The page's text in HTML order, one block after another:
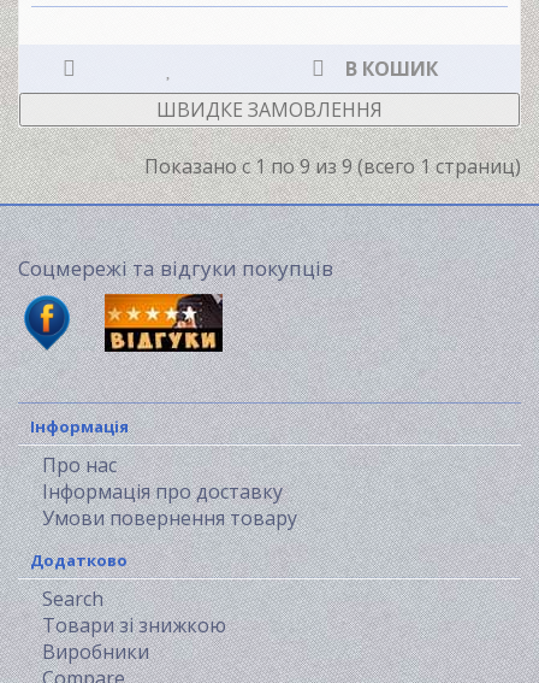
В КОШИК
ШВИДКЕ ЗАМОВЛЕННЯ
Показано с 1 по 9 из 9 (всего 1 страниц)
Соцмережі та відгуки покупців
Інформація
Про нас
Інформація про доставку
Умови повернення товару
Додатково
Search
Товари зі знижкою
Виробники